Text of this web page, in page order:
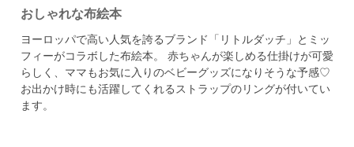
おしゃれな布絵本
ヨーロッパで高い人気を誇るブランド「リトルダッチ」とミッ
フィーがコラボした布絵本。
赤ちゃんが楽しめる仕掛けが可愛
らしく、ママもお気に入りのベビーグッズになりそうな予感♡
お出かけ時にも活躍してくれるストラップのリングが付いてい
ます。